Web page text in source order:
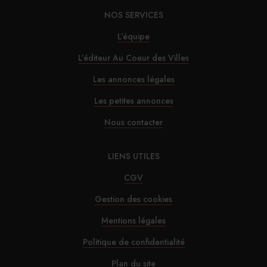
30/07/2026
Alfred Hotels ouvre son premier hôtel à Paris
29/07/2026
InterContinental Paris Le Grand : Christophe
Laure nommé chevalier de la Légion d’honneur
29/07/2026
29/07/2026
Brown-Forman rejette l’offre de Sazerac
NOS SERVICES
L’équipe
L’éditeur Au Coeur des Villes
Les annonces légales
Les petites annonces
Nous contacter
LIENS UTILES
CGV
Gestion des cookies
Mentions légales
Politique de confidentialité
Plan du site